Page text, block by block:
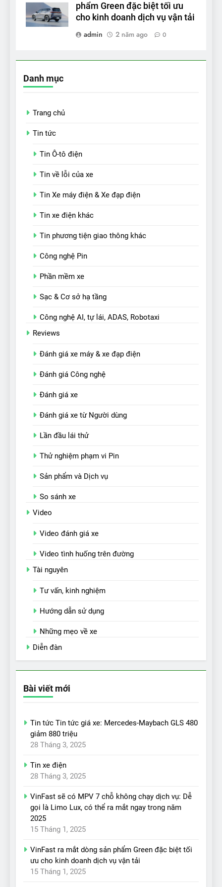
phẩm Green đặc biệt tối ưu
cho kinh doanh dịch vụ vận tải
admin
2 năm ago 0
Danh mục
Trang chủ
Tin tức
Tin Ô-tô điện
Tin về lỗi của xe
Tin Xe máy điện & Xe đạp điện
Tin xe điện khác
Tin phương tiện giao thông khác
Công nghệ Pin
Phần mềm xe
Sạc & Cơ sở hạ tầng
Công nghệ AI, tự lái, ADAS, Robotaxi
Reviews
Đánh giá xe máy & xe đạp điện
Đánh giá Công nghệ
Đánh giá xe
Đánh giá xe từ Người dùng
Lần đầu lái thử
Thử nghiệm phạm vi Pin
Sản phẩm và Dịch vụ
So sánh xe
Video
Video đánh giá xe
Video tình huống trên đường
Tài nguyên
Tư vấn, kinh nghiệm
Hướng dẫn sử dụng
Những mẹo về xe
Diễn đàn
Bài viết mới
Tin tức Tin tức giá xe: Mercedes-Maybach GLS 480
giảm 880 triệu
28 Tháng 3, 2025
Tin xe điện
28 Tháng 3, 2025
VinFast sẽ có MPV 7 chỗ không chạy dịch vụ: Dễ
gọi là Limo Lux, có thể ra mắt ngay trong năm
2025
15 Tháng 1, 2025
VinFast ra mắt dòng sản phẩm Green đặc biệt tối
ưu cho kinh doanh dịch vụ vận tải
15 Tháng 1, 2025